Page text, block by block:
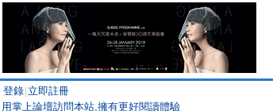
登錄 立即註冊
用掌上論壇訪問本站,擁有更好閱讀體驗